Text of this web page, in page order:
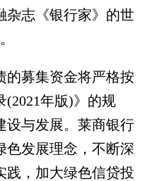
杂志《银行家》的世
募集资金将严格按
(2021年版)》的规
设与发展。莱商银行
色发展理念，不断深
践，加大绿色信贷投